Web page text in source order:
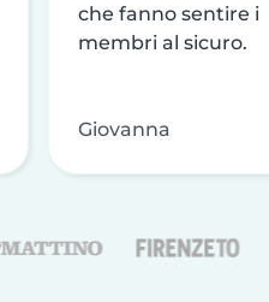
che fanno sentire i
membri al sicuro.
Giovanna